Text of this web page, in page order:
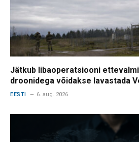
Jätkub libaoperatsiooni
droonidega võidakse lavastada
EESTI 6. aug. 2026